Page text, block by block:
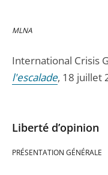
MLNA
International Crisis
l'escalade, 18 juillet
Liberté d’opinion
PRÉSENTATION GÉNÉRALE